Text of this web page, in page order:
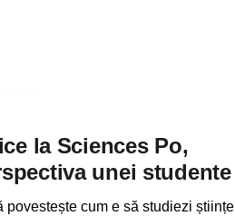
la Sciences Po,
unei studente
povestește cum e să studiezi științe